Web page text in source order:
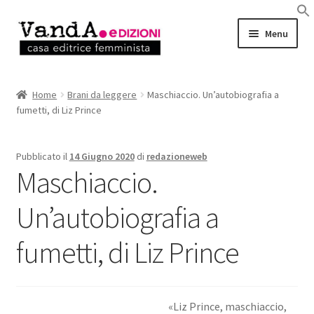
Vai
alla
Vai
al
Menu
EBOOK
AUTRICI e AUTORI
EVENTI
RASSEGNA STAMPA
CHI SIAMO
Home Brani da leggere
Maschiaccio. Un’autobiografia a
fumetti, di Liz Prince
Pubblicato il 14 Giugno 2020 di redazioneweb
Maschiaccio.
Un’autobiografia a
fumetti, di Liz Prince
«Liz Prince, maschiaccio,